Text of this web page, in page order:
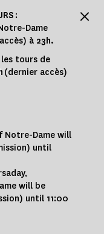
:
Dame
à 23h.
les tours de
(dernier accès)
Notre-Dame will
until
will be
until 11:00